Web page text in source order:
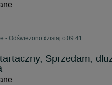
- Odświeżono dzisiaj o 09:41
Sprzedam,